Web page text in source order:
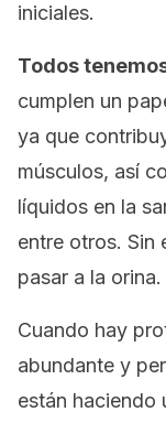
iniciales.
Todos
cumplen un
ya que
músculos, así
líquidos en la
entre otros. Sin
pasar a la orina.
Cuando hay
abundante y
están haciendo